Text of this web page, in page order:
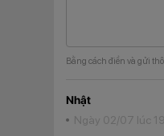
Bằng cách điền và gửi
Nhật
Ngày 02/07 lúc